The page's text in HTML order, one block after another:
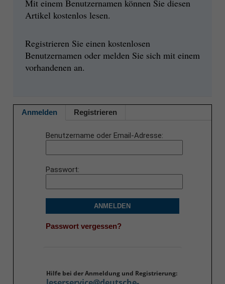
Mit einem Benutzernamen können Sie diesen
Artikel kostenlos lesen.
Registrieren Sie einen kostenlosen
Benutzernamen oder melden Sie sich mit einem
vorhandenen an.
Anmelden Registrieren
Benutzername oder Email-Adresse
Passwort
ANMELDEN
Passwort vergessen?
Hilfe bei der Anmeldung und Registrierung: